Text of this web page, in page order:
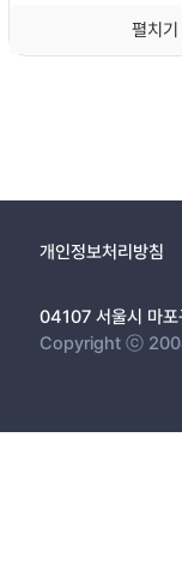
펼치기
개인정보처리방침
04107 서울시 마포
Copyright ⓒ